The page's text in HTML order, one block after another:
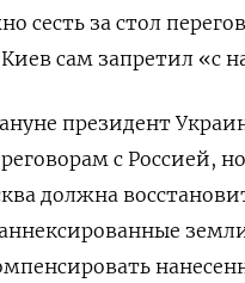
сесть за стол
сам запретил «с
президент
с Россией, но
должна